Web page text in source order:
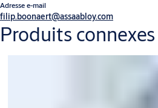
Adresse e-mail
filip.boonaert@assaabloy.com
Produits connexes